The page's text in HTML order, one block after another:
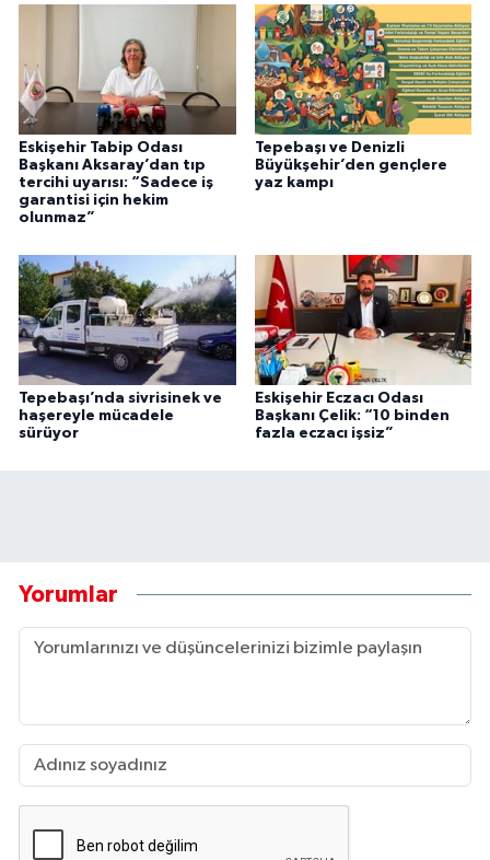
Eskişehir Tabip Odası
Başkanı Aksaray’dan tıp
tercihi uyarısı: “Sadece iş
garantisi için hekim
olunmaz”
Tepebaşı ve Denizli
Büyükşehir’den gençlere
yaz kampı
Tepebaşı’nda sivrisinek ve
haşereyle mücadele
sürüyor
Eskişehir Eczacı Odası
Başkanı Çelik: “10 binden
fazla eczacı işsiz”
Yorumlar